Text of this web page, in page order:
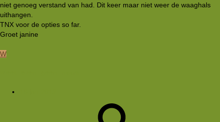
niet genoeg verstand van had. Dit keer maar niet weer de waaghals
uithangen.
TNX voor de opties so far.
Groet janine
W